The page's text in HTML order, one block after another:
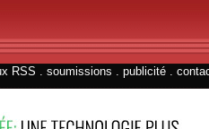
RSS soumissions publicité